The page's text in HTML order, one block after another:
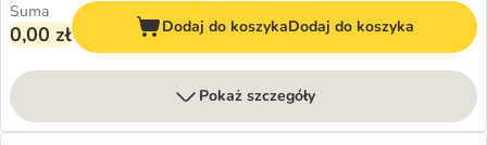
Suma
0,00 zł Dodaj do koszykaDodaj do koszyka
Pokaż szczegóły